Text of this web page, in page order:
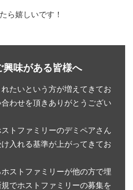
ら嬉しいです！
味がある皆様へ
たいという方が増えてきてお
わせを頂きありがとうござい
トファミリーのデミペアさん
入れる基準が上がってきてお
ストファミリーが他の方で埋
でホストファミリーの募集を